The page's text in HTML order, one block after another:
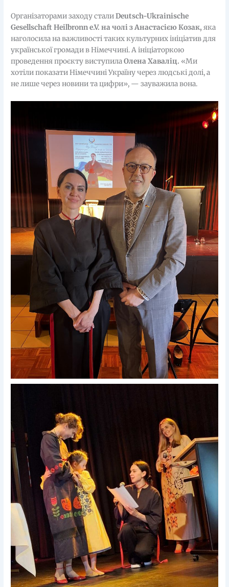
Організаторами заходу сталиDeutsch-Ukrainische
Gesellschaft Heilbronn e.V. на чолі з Анастасією Козак,яка
наголосила на важливості таких культурних ініціатив для
української громади в Німеччині. А ініціаторкою
проведення проєкту виступилаОлена Хаваліц. «Ми
хотіли показати Німеччині Україну через людські долі, а
не лише через новини та цифри», — зауважила вона.